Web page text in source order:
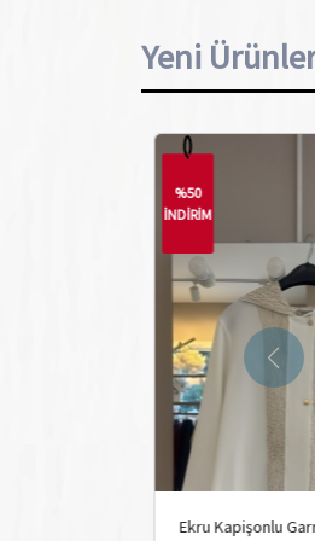
Yeni
%50
İNDİRİM
Ekru Kapişonlu